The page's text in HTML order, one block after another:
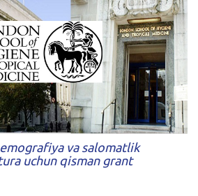
va salomatlik
uchun qisman grant